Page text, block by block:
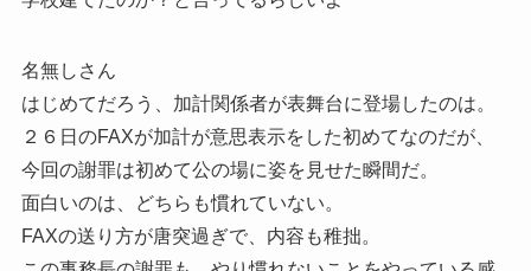
名無しさん
はじめてだろう、加計関係者が表舞台に登場したのは。
２６日のFAXが加計が意思表示をした初めてなのだが、
今回の謝罪は初めて公の場に姿を見せた瞬間だ。
面白いのは、どちらも慣れていない。
FAXの送り方が唐突過ぎで、内容も稚拙。